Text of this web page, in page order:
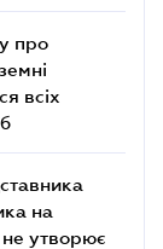
про
всіх
на
утворює